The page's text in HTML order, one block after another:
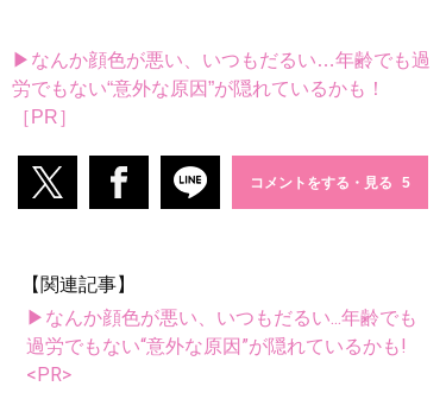
▶なんか顔色が悪い、いつもだるい…年齢でも過
労でもない“意外な原因”が隠れているかも！
［PR］
コメントをする・見る
【関連記事】
▶なんか顔色が悪い、いつもだるい...年齢でも
過労でもない“意外な原因”が隠れているかも!
<PR>